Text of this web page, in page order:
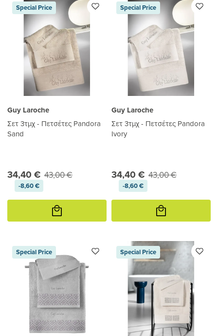
Special Price
Guy Laroche
Σετ 3τμχ - Πετσέτες Pandora
Sand
34,40 € 43,00 €
-8,60 €
Προσθήκη
καλάθι
Special Price
Guy Laroche
Σετ 3τμχ - Πετσέτες Pandora
Ivory
34,40 € 43,00 €
-8,60 €
Προσθήκη
καλάθι
Special Price Special Price